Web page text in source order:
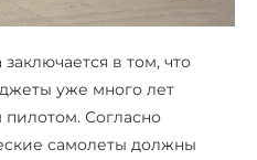
в том, что
уже много лет
пилотом. Согласно
самолеты должны